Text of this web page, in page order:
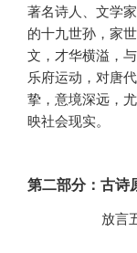
著名诗人、文学
的十九世孙，家
文，才华横溢，
乐府运动，对唐
挚，意境深远，
映社会现实。
第二部分：古诗